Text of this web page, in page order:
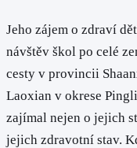
Jeho zájem o zdraví
návštěv škol po celé
cesty v provincii
Laoxian v okrese
zajímal nejen o jejich
jejich zdravotní stav.